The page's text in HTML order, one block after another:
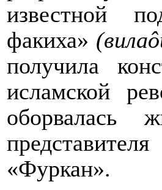
известной
факиха» (вилаô
получила
исламской
«Фуркан».